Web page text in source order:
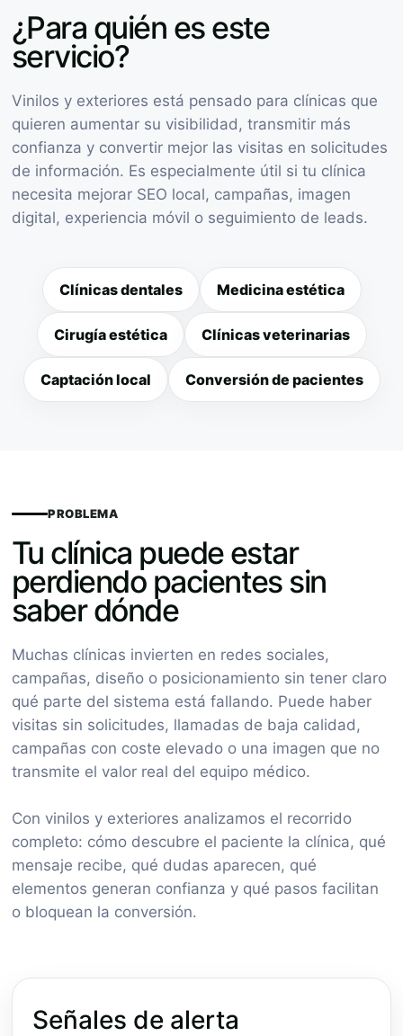
¿Para quién es este
servicio?
Vinilos y exteriores está pensado para clínicas que
quieren aumentar su visibilidad, transmitir más
confianza y convertir mejor las visitas en solicitudes
de información. Es especialmente útil si tu clínica
necesita mejorar SEO local, campañas, imagen
digital, experiencia móvil o seguimiento de leads.
Clínicas dentales Medicina estética
Cirugía estética Clínicas veterinarias
Captación local Conversión de pacientes
PROBLEMA
Tu clínica puede estar
perdiendo pacientes sin
saber dónde
Muchas clínicas invierten en redes sociales,
campañas, diseño o posicionamiento sin tener claro
qué parte del sistema está fallando. Puede haber
visitas sin solicitudes, llamadas de baja calidad,
campañas con coste elevado o una imagen que no
transmite el valor real del equipo médico.
Con vinilos y exteriores analizamos el recorrido
completo: cómo descubre el paciente la clínica, qué
mensaje recibe, qué dudas aparecen, qué
elementos generan confianza y qué pasos facilitan
o bloquean la conversión.
Señales de alerta